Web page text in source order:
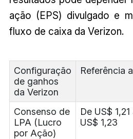
ação (EPS) divulgado e
fluxo de caixa da Verizon.
Configuração
de ganhos
da Verizon
Referência
Consenso de
LPA (Lucro
por Ação)
De US$ 1,21
US$ 1,23